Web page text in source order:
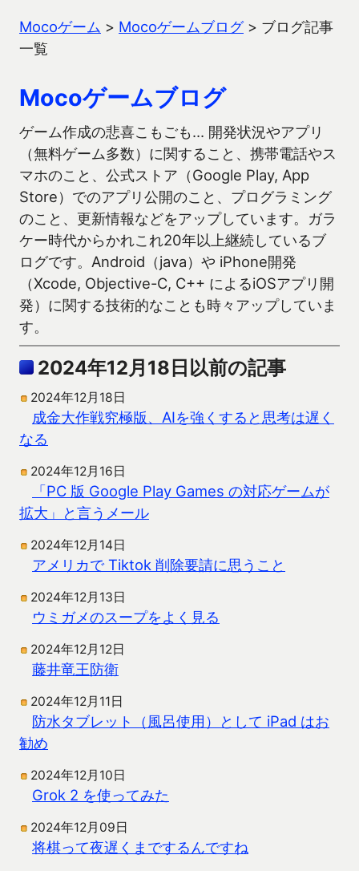
Mocoゲーム > Mocoゲームブログ> ブログ記事
一覧
Mocoゲームブログ
ゲーム作成の悲喜こもごも… 開発状況やアプリ
（無料ゲーム多数）に関すること、携帯電話やス
マホのこと、公式ストア（Google Play, App
Store）でのアプリ公開のこと、プログラミング
のこと、更新情報などをアップしています。ガラ
ケー時代からかれこれ20年以上継続しているブ
ログです。Android（java）や iPhone開発
（Xcode, Objective-C, C++ によるiOSアプリ開
発）に関する技術的なことも時々アップしていま
す。
2024年12月18日以前の記事
2024年12月18日
成金大作戦究極版、AIを強くすると思考は遅く
なる
2024年12月16日
「PC 版 Google Play Games の対応ゲームが
拡大」と言うメール
2024年12月14日
アメリカで Tiktok 削除要請に思うこと
2024年12月13日
ウミガメのスープをよく見る
2024年12月12日
藤井竜王防衛
2024年12月11日
防水タブレット（風呂使用）として iPad はお
勧め
2024年12月10日
Grok 2 を使ってみた
2024年12月09日
将棋って夜遅くまでするんですね